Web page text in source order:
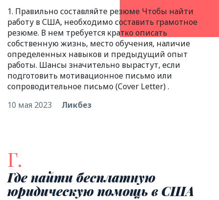
1. Правильно составляйте резюме Чтобы найти
работу в США, необходимо составить грамотное
резюме. В нем требуется кратко описать
собственную жизнь, место обучения, наличие
определенных навыков и предыдущий опыт
работы. Шансы значительно вырастут, если
подготовить мотивационное письмо или
сопроводительное письмо (Cover Letter) .
10 мая 2023
Ликбез
Г.
Где найти бесплатную
юридическую помощь в США